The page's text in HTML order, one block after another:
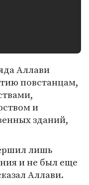
Аллави
повстанцам,
и
зданий,
лишь
и не был еще
Аллави.